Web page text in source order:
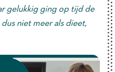
gelukkig ging op tijd de
niet meer als dieet,